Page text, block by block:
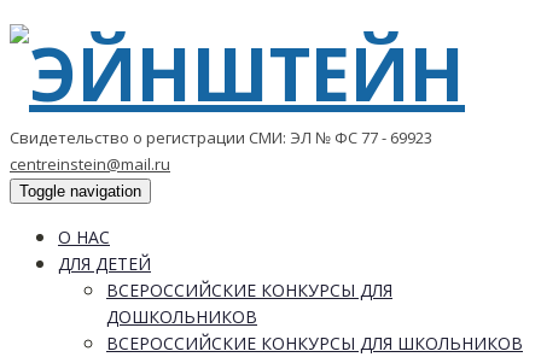
Свидетельство о регистрации СМИ: ЭЛ № ФС 77 - 69923
centreinstein@mail.ru
Toggle navigation
О НАС
ДЛЯ ДЕТЕЙ
ВСЕРОССИЙСКИЕ КОНКУРСЫ ДЛЯ
ДОШКОЛЬНИКОВ
ВСЕРОССИЙСКИЕ КОНКУРСЫ ДЛЯ ШКОЛЬНИКОВ